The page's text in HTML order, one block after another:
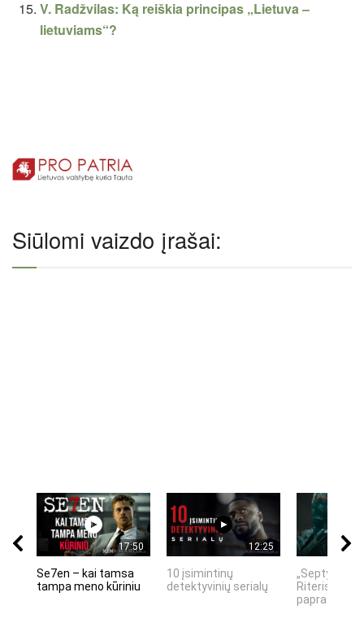
V. Radžvilas: Ką reiškia principas „Lietuva –
lietuviams“?
Siūlomi vaizdo įrašai:
17:50
Se7en – kai tamsa
tampa meno kūriniu
12:25
10 įsimintinų
detektyvinių serialų
„Septynių
Riteris" – kai